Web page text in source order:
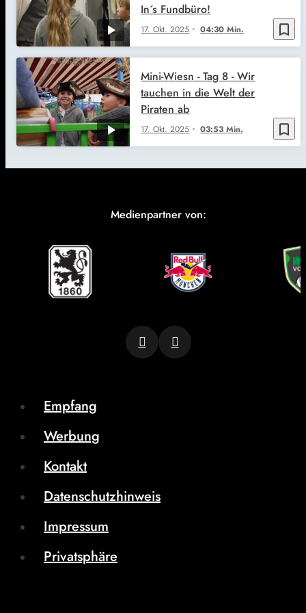
bookmark_border
17. Okt. 2025 04:30 Min.
In´s Fundbüro!
bookmark_border
17. Okt. 2025 03:53 Min.
Mini-Wiesn - Tag 8 - Wir
tauchen in die Welt der
Piraten ab
Medienpartner von:
Empfang
Werbung
Kontakt
Datenschutzhinweis
Impressum
Privatsphäre